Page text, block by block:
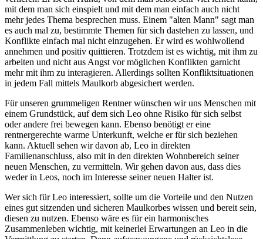
mit dem man sich einspielt und mit dem man einfach auch nicht
mehr jedes Thema besprechen muss. Einem "alten Mann" sagt man
es auch mal zu, bestimmte Themen für sich dastehen zu lassen, und
Konflikte einfach mal nicht einzugehen. Er wird es wohlwollend
annehmen und positiv quittieren. Trotzdem ist es wichtig, mit ihm zu
arbeiten und nicht aus Angst vor möglichen Konflikten garnicht
mehr mit ihm zu interagieren. Allerdings sollten Konfliktsituationen
in jedem Fall mittels Maulkorb abgesichert werden.
Für unseren grummeligen Rentner wünschen wir uns Menschen mit
einem Grundstück, auf dem sich Leo ohne Risiko für sich selbst
oder andere frei bewegen kann. Ebenso benötigt er eine
rentnergerechte warme Unterkunft, welche er für sich beziehen
kann. Aktuell sehen wir davon ab, Leo in direkten
Familienanschluss, also mit in den direkten Wohnbereich seiner
neuen Menschen, zu vermitteln. Wir gehen davon aus, dass dies
weder in Leos, noch im Interesse seiner neuen Halter ist.
Wer sich für Leo interessiert, sollte um die Vorteile und den Nutzen
eines gut sitzenden und sicheren Maulkorbes wissen und bereit sein,
diesen zu nutzen. Ebenso wäre es für ein harmonisches
Zusammenleben wichtig, mit keinerlei Erwartungen an Leo in die